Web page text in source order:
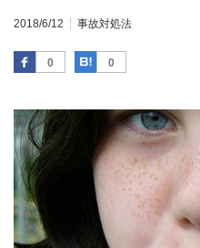
2018/6/12 事故対処法
0
Facebook 0
はてなブックマーク